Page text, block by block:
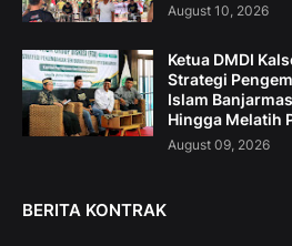
August 10, 2026
Ketua DMDI
Strategi
Islam
Hingga Melatih
August 09, 2026
BERITA KONTRAK